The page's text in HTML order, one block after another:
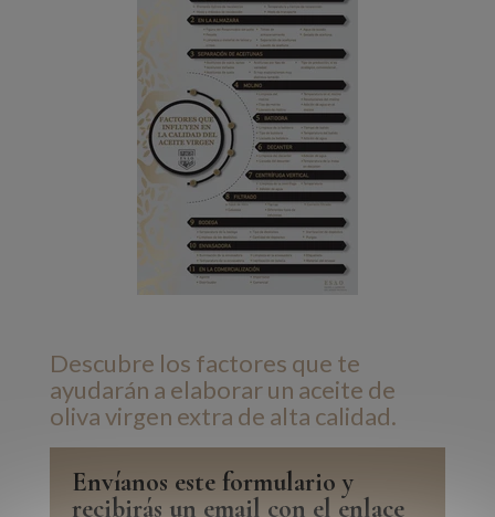
Descubre los factores que te
ayudarán a elaborar un aceite de
oliva virgen extra de alta calidad.
Envíanos este formulario y
recibirás un email con el enlace